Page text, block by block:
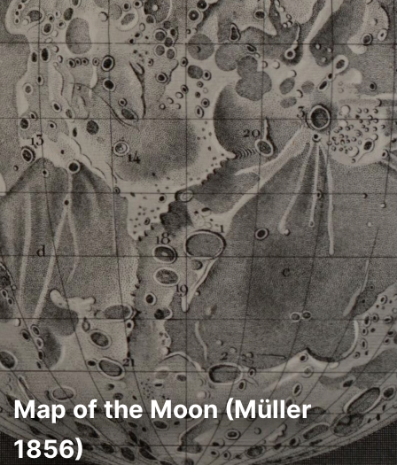
Map of the Moon (Müller
1856)